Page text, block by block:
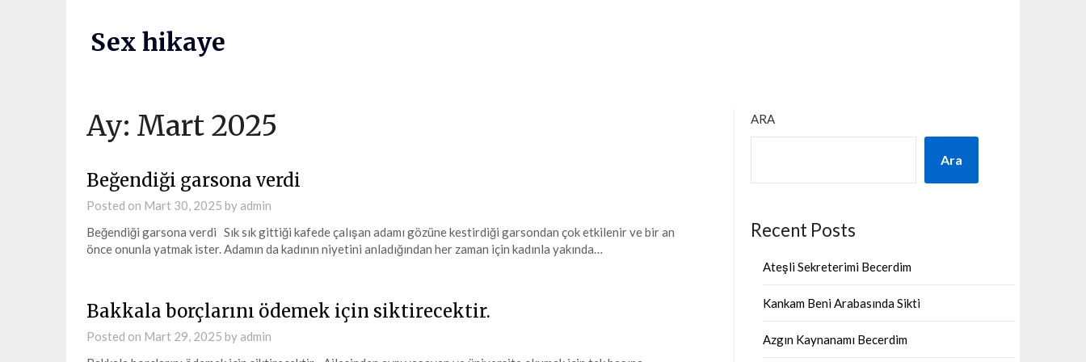
Sex hikaye
Ay: Mart 2025
Beğendiği garsona verdi
Posted on Mart 30, 2025 by admin
Beğendiği garsona verdi Sık sık gittiği kafede çalışan adamı gözüne kestirdiği garsondan çok etkilenir ve bir an
önce onunla yatmak ister. Adamın da kadının niyetini anladığından her zaman için kadınla yakında…
Bakkala borçlarını ödemek için siktirecektir.
Posted on Mart 29, 2025 by admin
ARA
Ara
Recent Posts
Ateşli Sekreterimi Becerdim
Kankam Beni Arabasında Sikti
Azgın Kaynanamı Becerdim